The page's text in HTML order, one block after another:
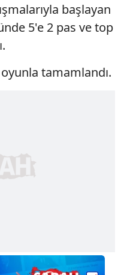
başlayan
5'e 2 pas ve top
tamamlandı.